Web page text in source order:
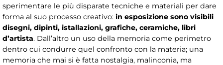
sperimentare le più disparate tecniche e materiali per dare
forma al suo processo creativo: in esposizione sono visibili
disegni, dipinti, istallazioni, grafiche, ceramiche, libri
d’artista. Dall’altro un uso della memoria come perimetro
dentro cui condurre quel confronto con la materia; una
memoria che mai si è fatta nostalgia, malinconia, ma